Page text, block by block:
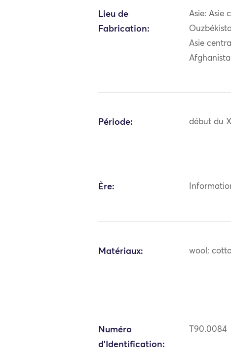
Lieu de
Fabrication:
Asie: Asie
Asie
Période: début du
Ère:
Matériaux: wool;
Numéro
d'Identification:
T90.0084